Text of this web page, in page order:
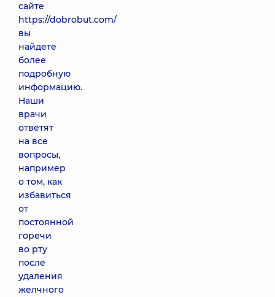
сайте
https://dobrobut.com/
вы
найдете
более
подробную
информацию.
Наши
врачи
ответят
на все
вопросы,
например
о том, как
избавиться
от
постоянной
горечи
во рту
после
удаления
желчного